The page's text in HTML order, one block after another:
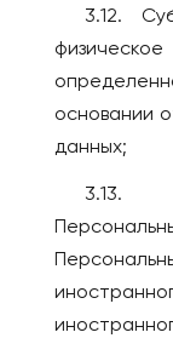
3.12.
основании
данных;
3.13.